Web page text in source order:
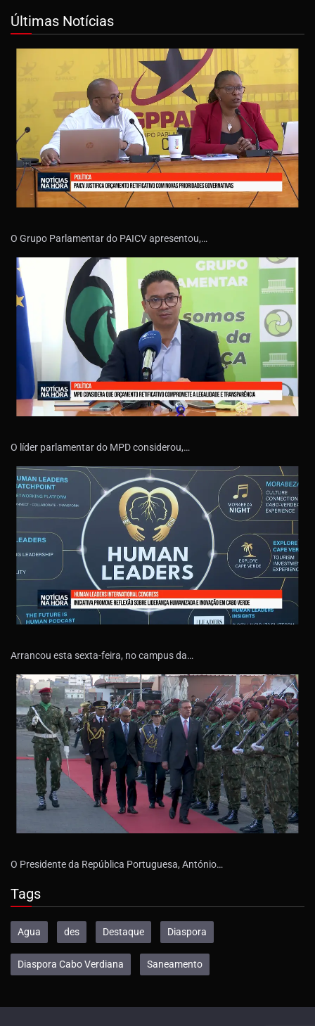
Últimas Notícias
O Grupo Parlamentar do PAICV apresentou,…
O líder parlamentar do MPD considerou,…
Arrancou esta sexta-feira, no campus da…
O Presidente da República Portuguesa, António…
Tags
Agua des Destaque Diaspora
Diaspora Cabo Verdiana Saneamento